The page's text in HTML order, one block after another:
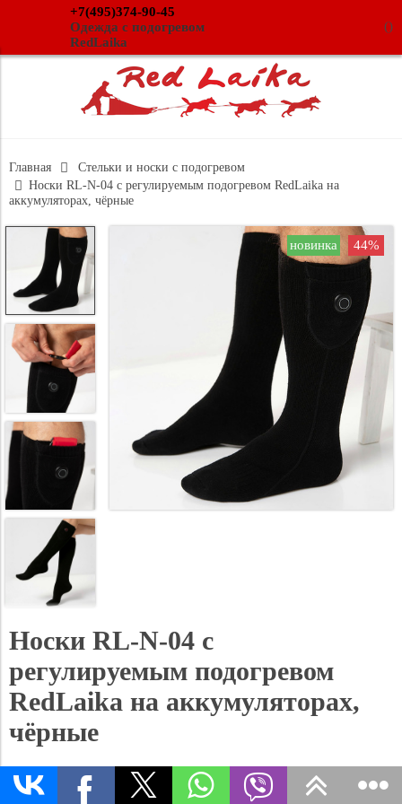
+7(495)374-90-45
Одежда с подогревом
RedLaika
()
Главная
Стельки и носки с подогревом
Носки RL-N-04 с регулируемым подогревом RedLaika на
аккумуляторах, чёрные
новинка 44%
Носки RL-N-04 с
регулируемым подогревом
RedLaika на аккумуляторах,
чёрные
Носки с электроподогревом RL-N-04 разогреваются до 55˚C.
Данная модель работает от тонких и легких аккумуляторов,